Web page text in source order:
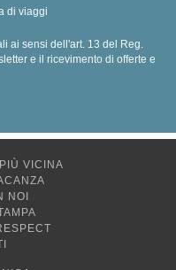
e il ricevimento di offerte e
NOI